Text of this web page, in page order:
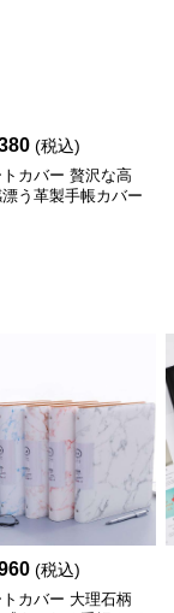
(税込)
トカバー 贅沢な高
う革製手帳カバー
(税込)
トカバー 大理石柄